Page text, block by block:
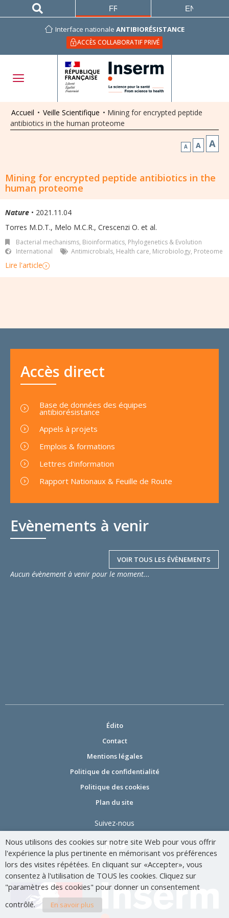
Interface nationale ANTIBIORÉSISTANCE
ACCÈS COLLABORATIF PRIVÉ
FRANÇAIS ENGLISH
Accueil • Veille Scientifique • Mining for encrypted peptide
antibiotics in the human proteome
A A A
Mining for encrypted peptide antibiotics in the
human proteome
Nature • 2021.11.04
Torres M.D.T., Melo M.C.R., Crescenzi O. et al.
Bacterial mechanisms, Bioinformatics, Phylogenetics & Evolution
International
Antimicrobials, Health care, Microbiology, Proteome
Lire l'article
Evènements à venir
VOIR TOUS LES ÉVÈNEMENTS
Aucun évènement à venir pour le moment...
Accès direct
Base de données des équipes
antibiorésistance
Appels à projets
Emplois & formations
Lettres d'information
Rapport Nationaux & Feuille de Route
Édito
Contact
Mentions légales
Politique de confidentialité
Politique des cookies
Plan du site
Suivez-nous
Nous utilisons des cookies sur notre site Web pour vous offrir
l'expérience la plus pertinente en mémorisant vos préférences
lors des visites répétées. En cliquant sur «Accepter», vous
consentez à l'utilisation de TOUS les cookies. Cliquez sur
"paramètres des cookies" pour donner un consentement
contrôlé.
En savoir plus